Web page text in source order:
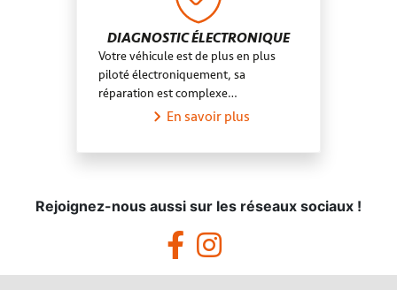
DIAGNOSTIC ÉLECTRONIQUE
Votre véhicule est de plus en plus
piloté électroniquement, sa
réparation est complexe…
En savoir plus
Rejoignez-nous aussi sur les réseaux sociaux !